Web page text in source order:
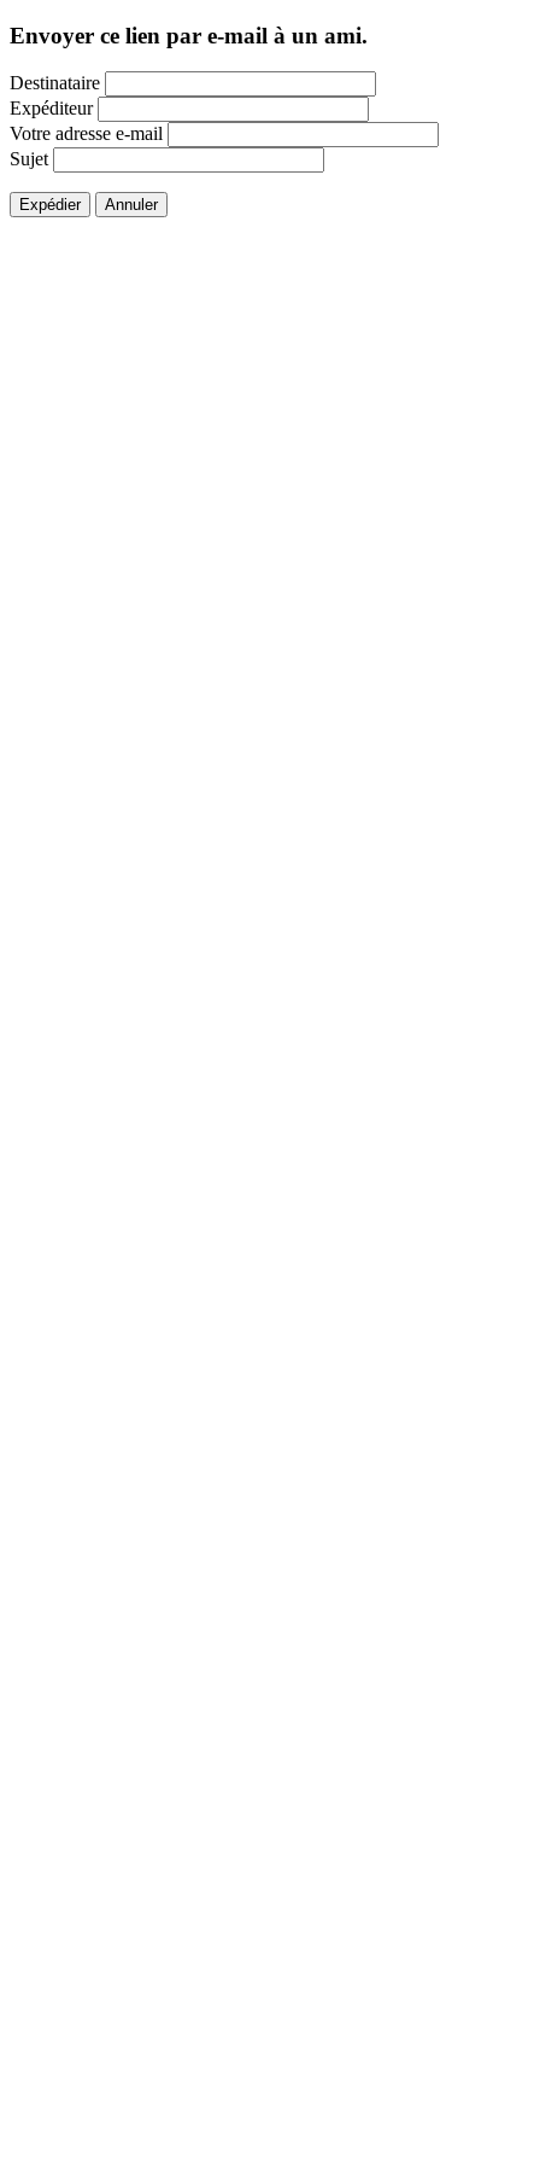
Envoyer ce lien par e-mail à un ami.
Destinataire
Expéditeur
Votre adresse e-mail
Sujet